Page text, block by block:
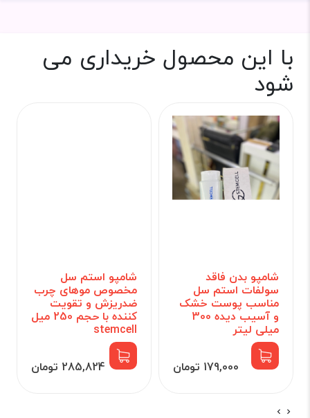
با این محصول خریداری می
شود
شامپو بدن فاقد
سولفات استم سل
مناسب پوست خشک
و آسیب دیده 300
میلی لیتر
179,000 تومان
شامپو استم سل
مخصوص موهای چرب
ضدریزش و تقویت
کننده با حجم 250 میل
stemcell
285,824 تومان